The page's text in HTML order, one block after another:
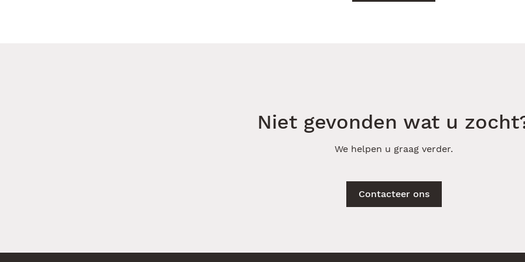
Niet gevonden wat u
We helpen u graag verder.
Contacteer ons